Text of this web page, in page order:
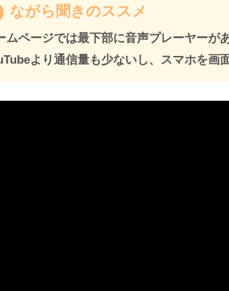
ながら聞きのススメ
ムページでは最下部に音声プレーヤーが
より通信量も少ないし、スマホを画